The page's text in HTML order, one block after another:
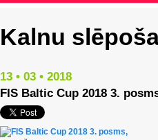
Kalnu
13 • 03 • 2018
FIS Baltic Cup 2018 3.